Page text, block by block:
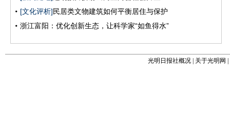
光明日报社概况 关于光明网